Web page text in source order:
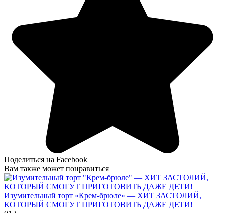
Поделиться на Facebook
Вам также может понравиться
Изумительный торт «Крем-брюле» — ХИТ ЗАСТОЛИЙ,
КОТОРЫЙ СМОГУТ ПРИГОТОВИТЬ ДАЖЕ ДЕТИ!